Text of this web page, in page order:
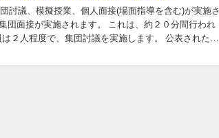
討議、模擬授業、個人面接(場面指導を含む)が実施さ
団面接が実施されます。 これは、約２０分間行われ
２人程度で、集団討議を実施します。 公表された資